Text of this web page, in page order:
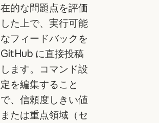
在的な問題点を評価
した上で、実行可能
なフィードバックを
GitHub に直接投稿
します。コマンド設
定を編集すること
で、信頼度しきい値
または重点領域（セ